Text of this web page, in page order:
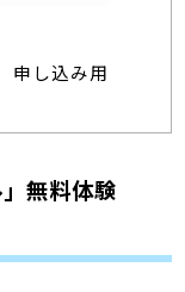
申し込み用
無料体験